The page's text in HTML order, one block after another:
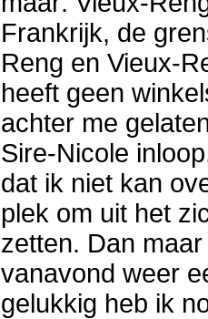
Frankrijk, de
Reng en Vieux-
heeft geen
achter me
Sire-Nicole
dat ik niet kan
plek om uit het
zetten. Dan
vanavond weer
gelukkig heb ik